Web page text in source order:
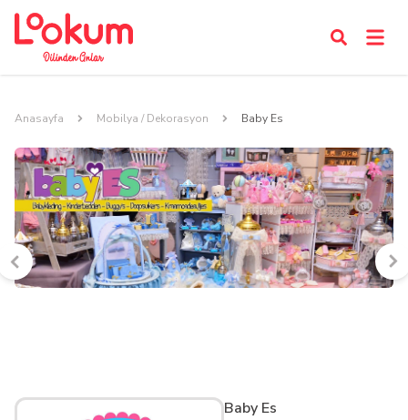
Anasayfa Mobilya / Dekorasyon Baby Es
Baby Es